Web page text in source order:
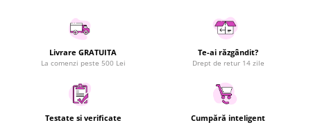
Silicon, spume si solutii tehnice
Textile si covoare
Uscatoare rufe
Utilaje si materiale de constructii
Laptop, Tablete & Telefoane
Livrare GRATUITA
La comenzi peste 500 Lei
Te-ai răzgândit?
Drept de retur 14 zile
Testate si verificate Cumpără inteligent